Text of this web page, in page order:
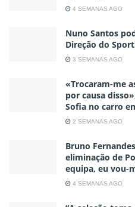
4 SEMANAS AGO
Nuno Santos
Direção do
3 SEMANAS AGO
«Trocaram-me
por causa
Sofia no carro
2 SEMANAS AGO
Bruno
eliminação de
equipa, eu vou-
4 SEMANAS AGO